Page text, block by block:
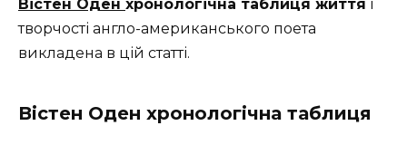
Вістен Оден хронологічна таблиця життя і
творчості англо-американського поета
викладена в цій статті.
Вістен Оден хронологічна таблиця